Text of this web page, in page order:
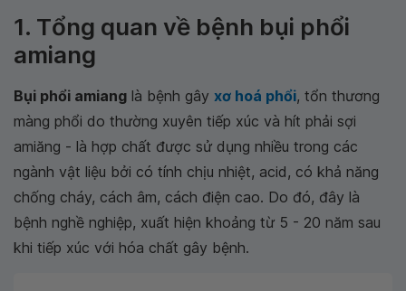
1. Tổng quan về bệnh bụi phổi
amiang
Bụi phổi amiang là bệnh gây xơ hoá phổi, tổn thương
màng phổi do thường xuyên tiếp xúc và hít phải sợi
amiăng - là hợp chất được sử dụng nhiều trong các
ngành vật liệu bởi có tính chịu nhiệt, acid, có khả năng
chống cháy, cách âm, cách điện cao. Do đó, đây là
bệnh nghề nghiệp, xuất hiện khoảng từ 5 - 20 năm sau
khi tiếp xúc với hóa chất gây bệnh.